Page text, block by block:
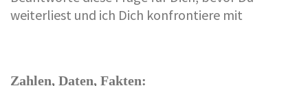
weiterliest und ich Dich konfrontiere mit
Zahlen, Daten, Fakten: